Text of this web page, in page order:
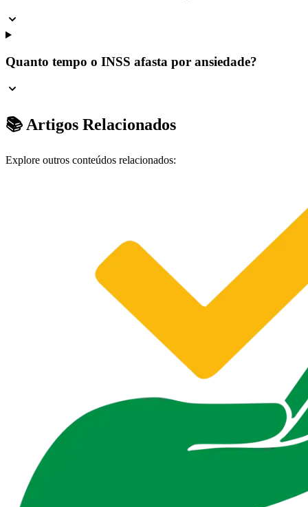
Quanto tempo o INSS afasta por ansiedade?
📚 Artigos Relacionados
Explore outros conteúdos relacionados: